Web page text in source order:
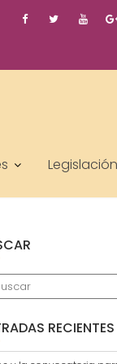
Legislación
RECIENTES